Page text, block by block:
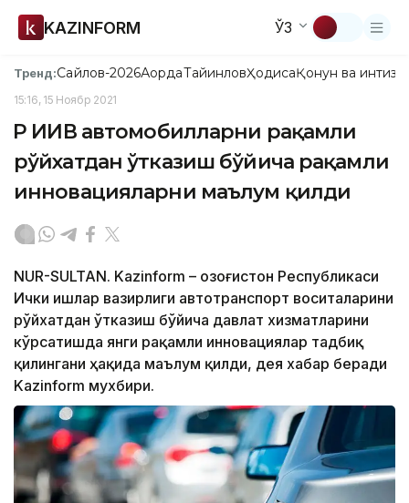
KAZINFORM ЎЗ
Тренд:Сайлов-2026АқордаТайинловҲодисаҚонун ва
15:16, 15 Ноябр 2021
ҚР ИИВ автомобилларни рақамли
рўйхатдан ўтказиш бўйича рақамли
инновацияларни маълум қилди
NUR-SULTAN. Kazinform – Қозоғистон Республикаси
Ички ишлар вазирлиги автотранспорт воситаларини
рўйхатдан ўтказиш бўйича давлат хизматларини
кўрсатишда янги рақамли инновациялар тадбиқ
қилингани ҳақида маълум қилди, дея хабар беради
Kazinform мухбири.